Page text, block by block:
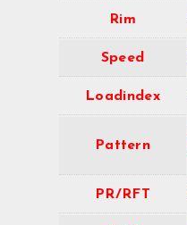
Rim
Speed
Loadindex
Pattern
PR/RFT